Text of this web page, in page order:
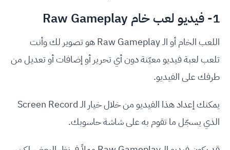
1- فيديو لعب خام Raw Gameplay
اللعب الخام أو الـ Raw Gameplay هو تصوير لك وأنت
تلعب لعبة فيديو معيّنة دون أي تحرير أو إضافات أو تعديل من
طرفك على الفيديو.
يمكنك إعداد هذا الفيديو من خلال خيار الـ Screen Record
الذي يسجّل ما تقوم به على شاشة حاسوبك.